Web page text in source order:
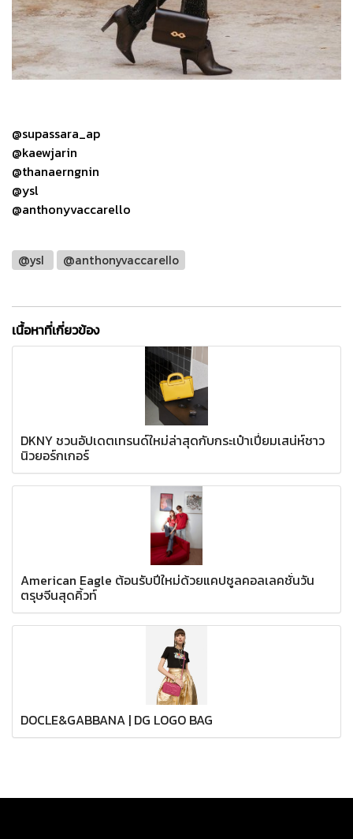
@supassara_ap
@kaewjarin
@thanaerngnin
@ysl
@anthonyvaccarello
@ysl @anthonyvaccarello
เนื้อหาที่เกี่ยวข้อง
DKNY ชวนอัปเดตเทรนด์ใหม่ล่าสุดกับกระเป๋าเปี่ยมเสน่ห์ชาว
นิวยอร์กเกอร์
American Eagle ต้อนรับปีใหม่ด้วยแคปซูลคอลเลคชั่นวัน
ตรุษจีนสุดคิ้วท์
DOCLE&GABBANA | DG LOGO BAG